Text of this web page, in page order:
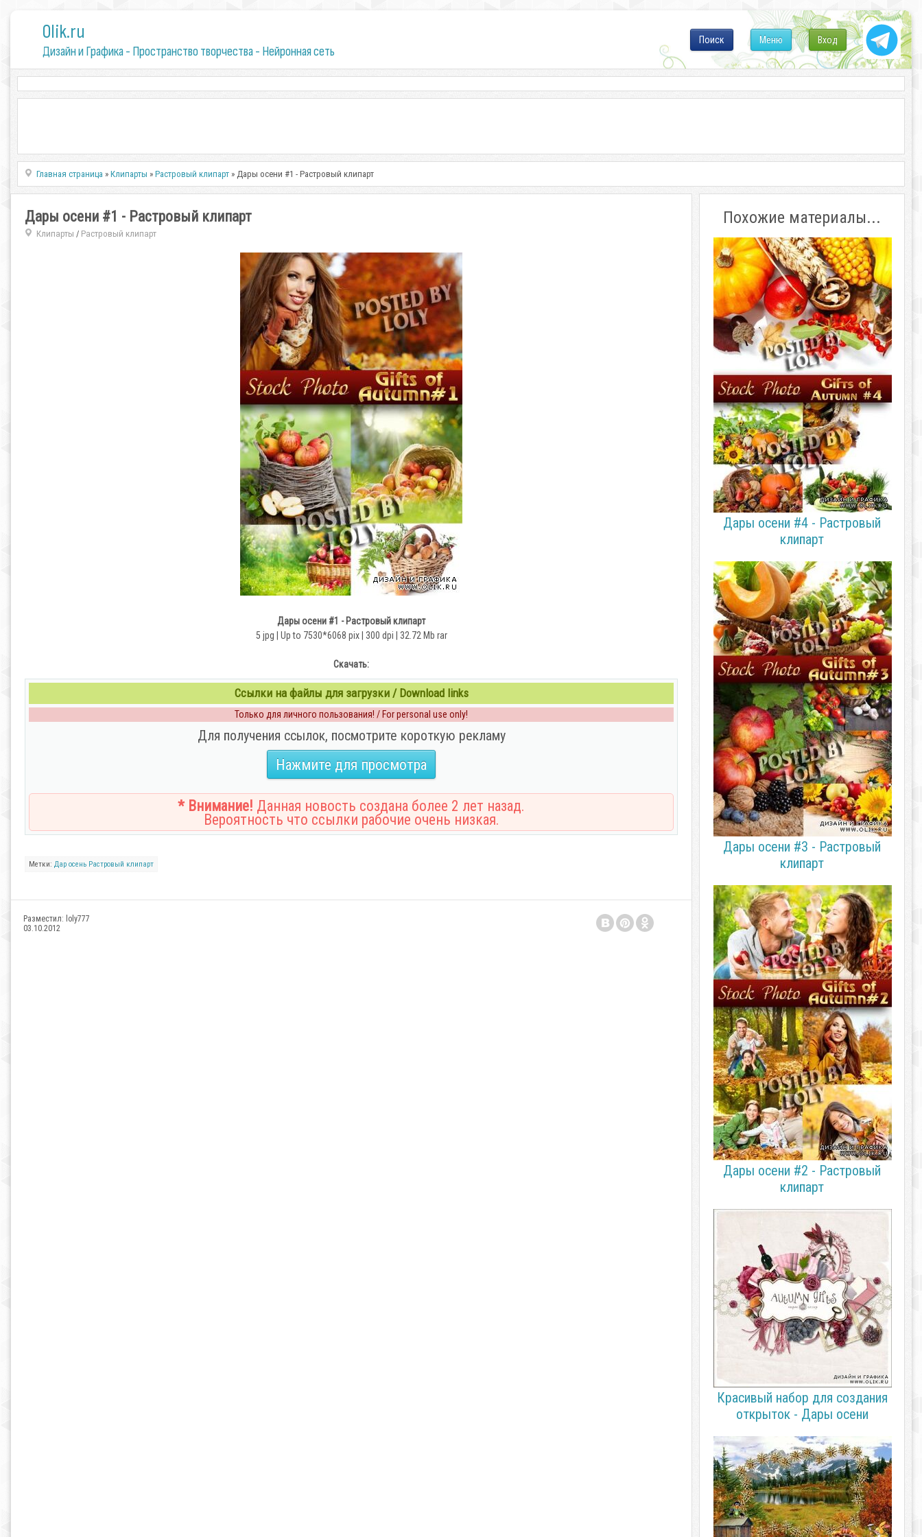
0lik.ru
Дизайн и Графика - Пространство творчества - Нейронная сеть
Вход
Меню
Поиск
Главная страница »Клипарты »Растровый клипарт » Дары осени #1 - Растровый клипарт
Дары осени #1 - Растровый клипарт
Клипарты / Растровый клипарт
Дары осени #1 - Растровый клипарт
5 jpg | Up to 7530*6068 pix | 300 dpi | 32.72 Mb rar
Скачать:
Ссылки на файлы для загрузки / Download links
Только для личного пользования! / For personal use only!
Для получения ссылок, посмотрите короткую рекламу
Нажмите для просмотра
* Внимание! Данная новость создана более 2 лет назад.
Вероятность что ссылки рабочие очень низкая.
Метки: Дар осень Растровый клипарт
Разместил: loly777
03.10.2012
Похожие материалы...
Дары осени #4 - Растровый
клипарт
Дары осени #3 - Растровый
клипарт
Дары осени #2 - Растровый
клипарт
Красивый набор для создания
открыток - Дары осени